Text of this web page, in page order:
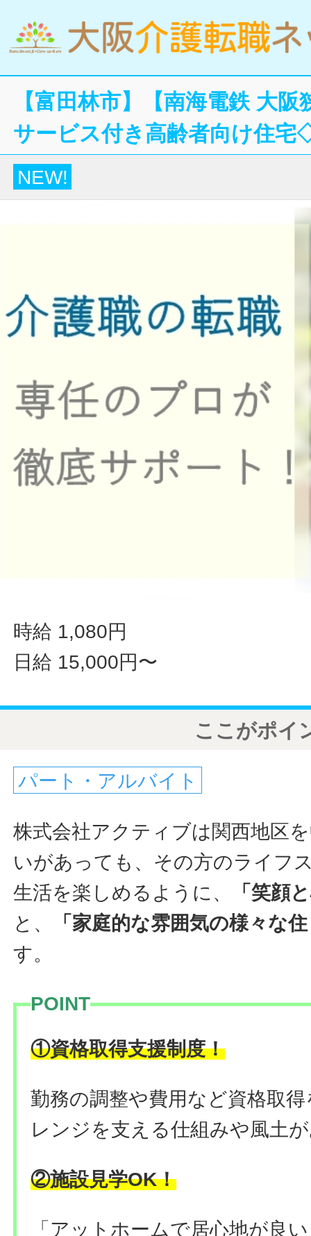
【富田林市】【南海電鉄 大
サービス付き高齢者向け住宅
NEW!
時給 1,080円
日給 15,000円〜
ここがポイ
パート・アルバイト
株式会社アクティブは関西地区
いがあっても、その方のライフ
生活を楽しめるように、
「笑顔
と、
「家庭的な雰囲気の様々な
す。
POINT
①資格取得支援制度！
勤務の調整や費用など資格取
レンジを支える仕組みや風土
②施設見学OK！
「アットホームで居心地が良